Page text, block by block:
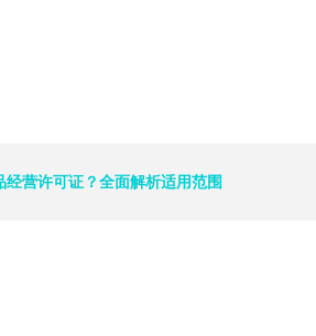
经营许可证？全面解析适用范围